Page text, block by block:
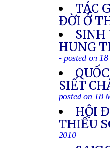
TÁC
ĐỜI Ở
SINH
HUNG
- posted on
SIẾT
posted on 18
HỘI
THIẾU
2010